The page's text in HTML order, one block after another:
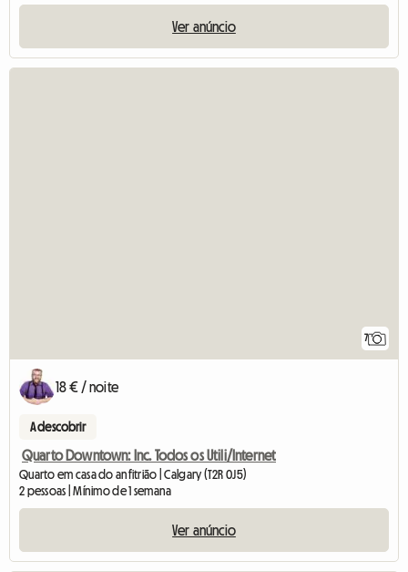
Ver anúncio
7
18 € / noite
A descobrir
Quarto Downtown: Inc. Todos os Utili/Internet
Quarto em casa do anfitrião | Calgary (T2R 0J5)
2 pessoas | Mínimo de 1 semana
Ver anúncio